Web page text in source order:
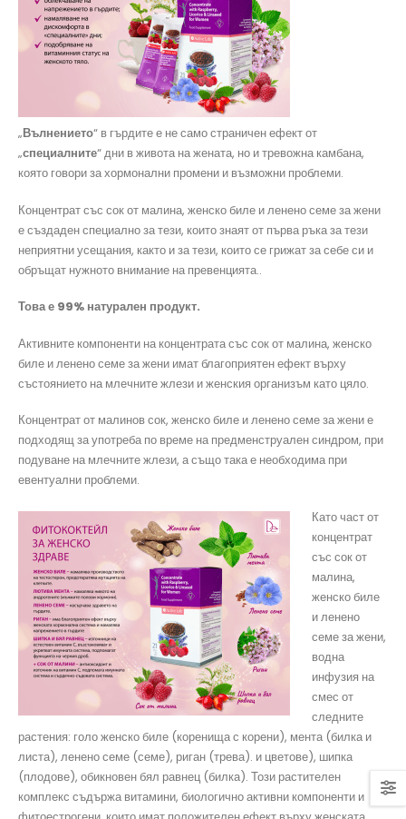
„Вълнението“ в гърдите е не само страничен ефект от
„специалните“ дни в живота на жената, но и тревожна камбана,
която говори за хормонални промени и възможни проблеми.
Концентрат със сок от малина, женско биле и ленено семе за жени
е създаден специално за тези, които знаят от първа ръка за тези
неприятни усещания, както и за тези, които се грижат за себе си и
обръщат нужното внимание на превенцията..
Това е 99% натурален продукт.
Активните компоненти на концентрата със сок от малина, женско
биле и ленено семе за жени имат благоприятен ефект върху
състоянието на млечните жлези и женския организъм като цяло.
Концентрат от малинов сок, женско биле и ленено семе за жени е
подходящ за употреба по време на предменструален синдром, при
подуване на млечните жлези, а също така е необходима при
евентуални проблеми.
Като част от
концентрат
със сок от
малина,
женско биле
и ленено
семе за жени,
водна
инфузия на
смес от
следните
растения: голо женско биле (коренища с корени), мента (билка и
листа), ленено семе (семе), риган (трева). и цветове), шипка
(плодове), обикновен бял равнец (билка). Този растителен
комплекс съдържа витамини, биологично активни компоненти и